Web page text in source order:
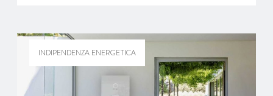
INDIPENDENZA ENERGETICA